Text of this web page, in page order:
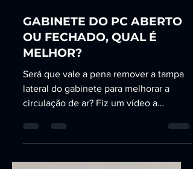
GABINETE DO PC ABERTO
OU FECHADO, QUAL É
MELHOR?
Será que vale a pena remover a tampa
lateral do gabinete para melhorar a
o comentário de que a solução para o